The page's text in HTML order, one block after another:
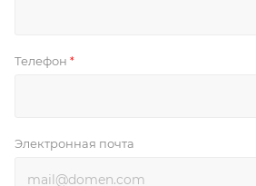
Телефон *
Электронная почта